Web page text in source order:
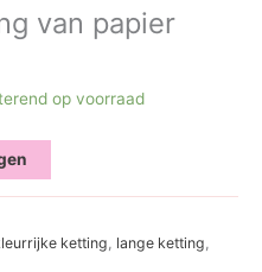
van papier
op voorraad
ketting lange ketting